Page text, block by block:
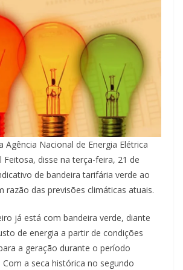
Agência Nacional de Energia Elétrica
Feitosa, disse na terça-feira, 21 de
de bandeira tarifária verde ao
razão das previsões climáticas atuais.
já está com bandeira verde, diante
de energia a partir de condições
a geração durante o período
a seca histórica no segundo